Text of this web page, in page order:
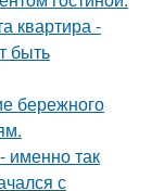
квартира -
быть
бережного
именно так
с